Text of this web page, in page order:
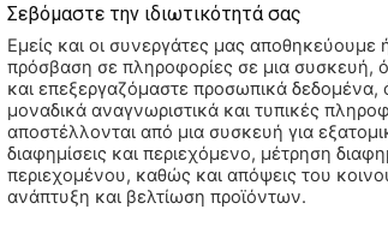
Σεβόμαστε την ιδιωτικότητά σας
Εμείς και οι συνεργάτες μας αποθηκεύουμε
πρόσβαση σε πληροφορίες σε μια συσκευή,
και επεξεργαζόμαστε προσωπικά δεδομένα,
μοναδικά αναγνωριστικά και τυπικές
αποστέλλονται από μια συσκευή για
διαφημίσεις και περιεχόμενο, μέτρηση
περιεχομένου, καθώς και απόψεις του
ανάπτυξη και βελτίωση προϊόντων.